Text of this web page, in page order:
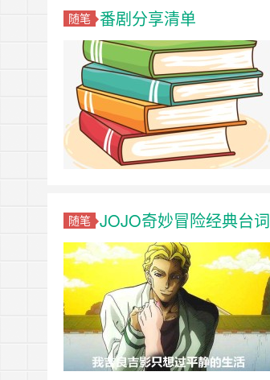
随笔 番剧分享清单
随笔 JOJO奇妙冒险经典台词